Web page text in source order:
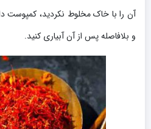
آن را با خاک مخلوط نکردید، کمپوست
و بلافاصله پس از آن آبیاری کنید.